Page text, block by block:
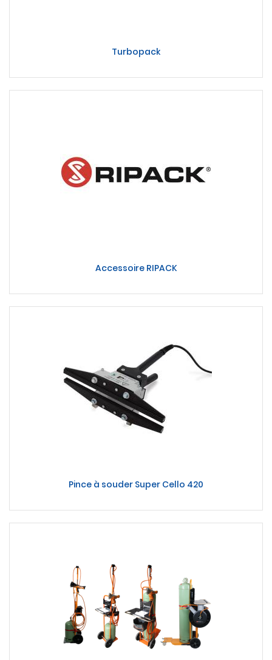
Turbopack
Accessoire RIPACK
Pince à souder Super Cello 420